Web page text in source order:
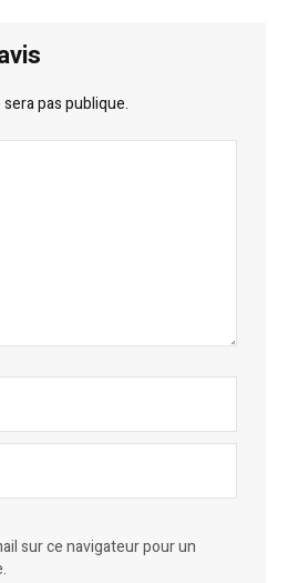
pas publique.
sur ce navigateur pour un